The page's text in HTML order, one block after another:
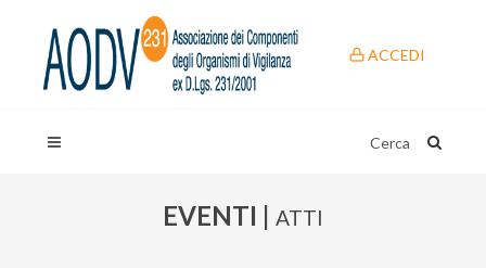
ACCEDI
Cerca
EVENTI | ATTI